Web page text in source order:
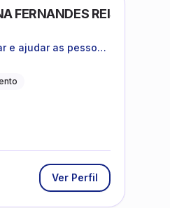
FERNANDES REIS FRIAS
e ajudar as pessoas
Ver Perfil